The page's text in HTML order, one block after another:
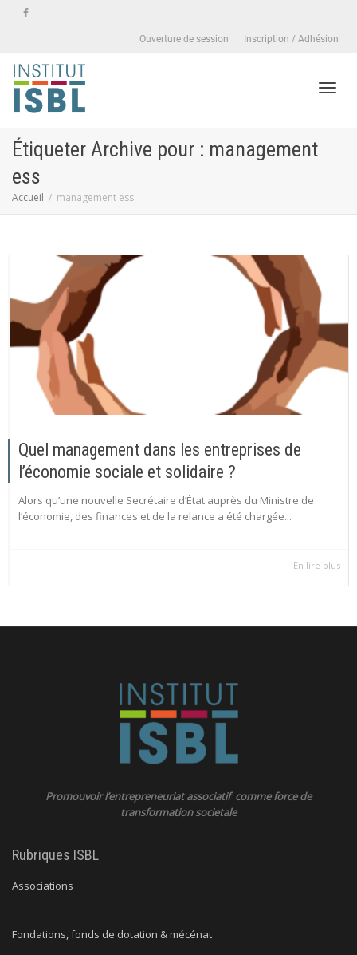
Ouverture de session Inscription / Adhésion
Étiqueter Archive pour : management
ess
Accueil management ess
Quel management dans les entreprises de
l’économie sociale et solidaire ?
Alors qu’une nouvelle Secrétaire d’État auprès du Ministre de
l’économie, des finances et de la relance a été chargée...
En lire plus
Promouvoir l’entrepreneuriat associatif comme force de
transformation societale
Rubriques ISBL
Associations
Fondations, fonds de dotation & mécénat